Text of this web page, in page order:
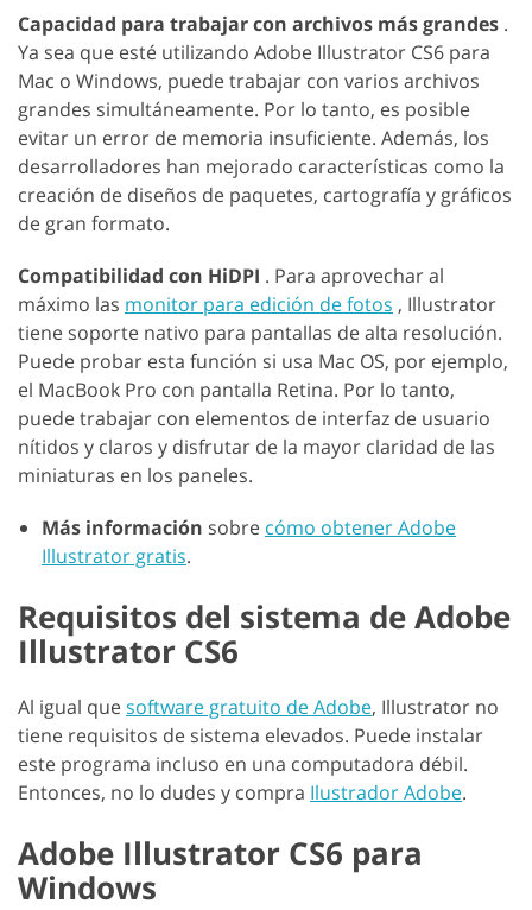
Capacidad para trabajar con archivos más grandes .
Ya sea que esté utilizando Adobe Illustrator CS6 para
Mac o Windows, puede trabajar con varios archivos
grandes simultáneamente. Por lo tanto, es posible
evitar un error de memoria insuficiente. Además, los
desarrolladores han mejorado características como la
creación de diseños de paquetes, cartografía y gráficos
de gran formato.
Compatibilidad con HiDPI . Para aprovechar al
máximo las monitor para edición de fotos , Illustrator
tiene soporte nativo para pantallas de alta resolución.
Puede probar esta función si usa Mac OS, por ejemplo,
el MacBook Pro con pantalla Retina. Por lo tanto,
puede trabajar con elementos de interfaz de usuario
nítidos y claros y disfrutar de la mayor claridad de las
miniaturas en los paneles.
Más información sobre cómo obtener Adobe
Illustrator gratis.
Requisitos del sistema de Adobe
Illustrator CS6
Al igual quesoftware gratuito de Adobe, Illustrator no
tiene requisitos de sistema elevados. Puede instalar
este programa incluso en una computadora débil.
Entonces, no lo dudes y compra Ilustrador Adobe.
Adobe Illustrator CS6 para
Windows